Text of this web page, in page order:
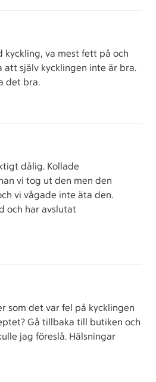
kyckling, va mest fett på och
att själv kycklingen inte är bra.
det bra.
dålig. Kollade
vi tog ut den men den
vi vågade inte äta den.
och har avslutat
som det var fel på kycklingen
Gå tillbaka till butiken och
jag föreslå. Hälsningar